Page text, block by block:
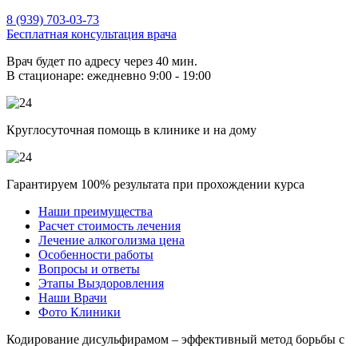
8 (939) 703-03-73
Бесплатная консультация врача
Врач будет по адресу через 40 мин.
В стационаре: ежедневно 9:00 - 19:00
Круглосуточная помощь в клинике и на дому
Гарантируем 100% результата при прохождении курса
Наши преимущества
Расчет стоимость лечения
Лечение алкоголизма цена
Особенности работы
Вопросы и ответы
Этапы Выздоровления
Наши Врачи
Фото Клиники
Кодирование дисульфирамом – эффективный метод борьбы с